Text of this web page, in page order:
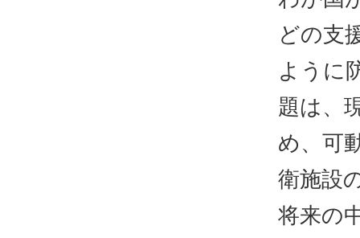
どの支
ように
題は、
め、可
衛施設
将来の